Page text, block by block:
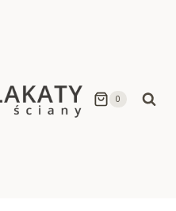
0